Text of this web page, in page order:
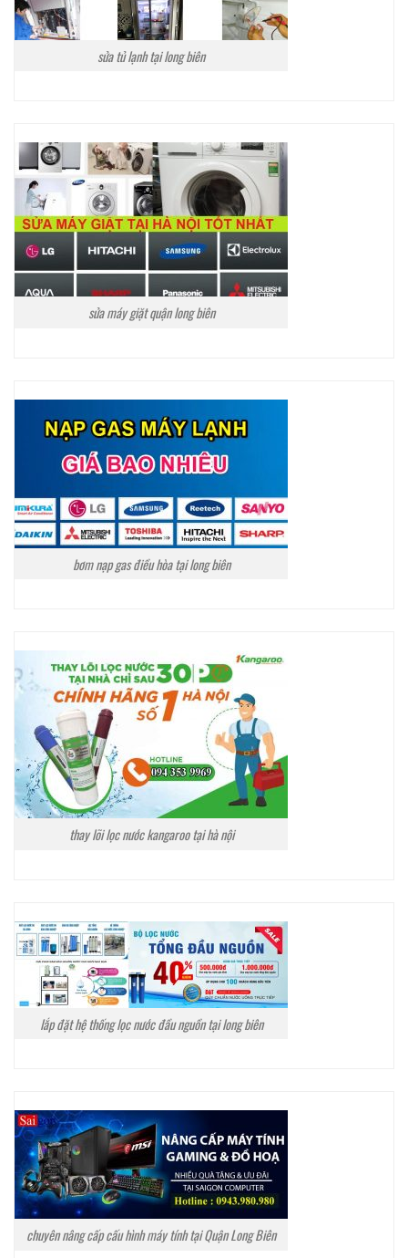
sửa tủ lạnh tại long biên
sửa máy giặt quận long biên
bơm nạp gas điều hòa tại long biên
thay lõi lọc nước kangaroo tại hà nội
lắp đặt hệ thống lọc nước đầu nguồn tại long biên
chuyên nâng cấp cấu hình máy tính tại Quận Long Biên